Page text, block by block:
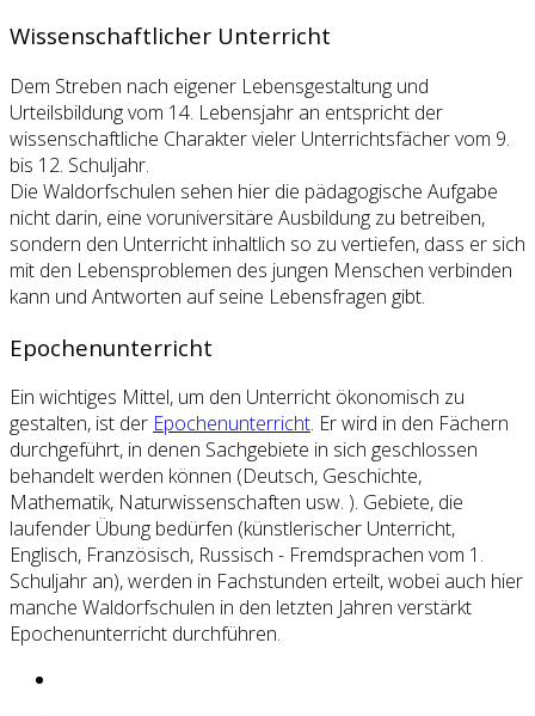
Wissenschaftlicher Unterricht
Dem Streben nach eigener Lebensgestaltung und
Urteilsbildung vom 14. Lebensjahr an entspricht der
wissenschaftliche Charakter vieler Unterrichtsfächer vom 9.
bis 12. Schuljahr.
Die Waldorfschulen sehen hier die pädagogische Aufgabe
nicht darin, eine voruniversitäre Ausbildung zu betreiben,
sondern den Unterricht inhaltlich so zu vertiefen, dass er sich
mit den Lebensproblemen des jungen Menschen verbinden
kann und Antworten auf seine Lebensfragen gibt.
Epochenunterricht
Ein wichtiges Mittel, um den Unterricht ökonomisch zu
gestalten, ist der Epochenunterricht. Er wird in den Fächern
durchgeführt, in denen Sachgebiete in sich geschlossen
behandelt werden können (Deutsch, Geschichte,
Mathematik, Naturwissenschaften usw. ). Gebiete, die
laufender Übung bedürfen (künstlerischer Unterricht,
Englisch, Französisch, Russisch - Fremdsprachen vom 1.
Schuljahr an), werden in Fachstunden erteilt, wobei auch hier
manche Waldorfschulen in den letzten Jahren verstärkt
Epochenunterricht durchführen.